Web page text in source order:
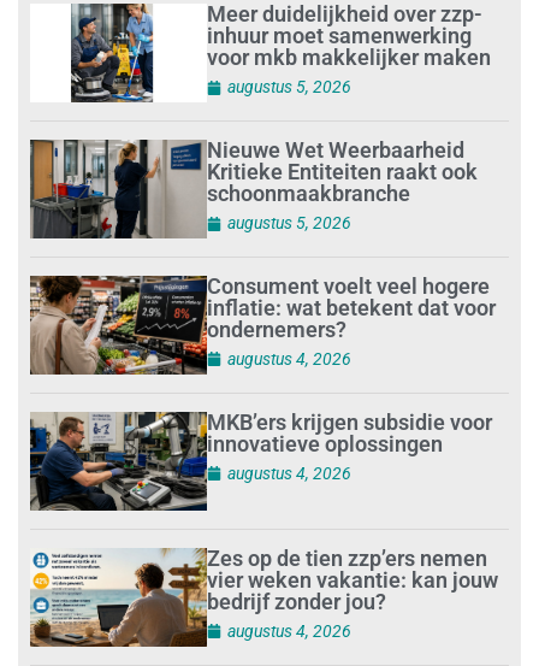
Meer duidelijkheid over zzp-
inhuur moet samenwerking
voor mkb makkelijker maken
augustus 5, 2026
Nieuwe Wet Weerbaarheid
Kritieke Entiteiten raakt ook
schoonmaakbranche
augustus 5, 2026
Consument voelt veel hogere
inflatie: wat betekent dat voor
ondernemers?
augustus 4, 2026
MKB’ers krijgen subsidie voor
innovatieve oplossingen
augustus 4, 2026
Zes op de tien zzp’ers nemen
vier weken vakantie: kan jouw
bedrijf zonder jou?
augustus 4, 2026